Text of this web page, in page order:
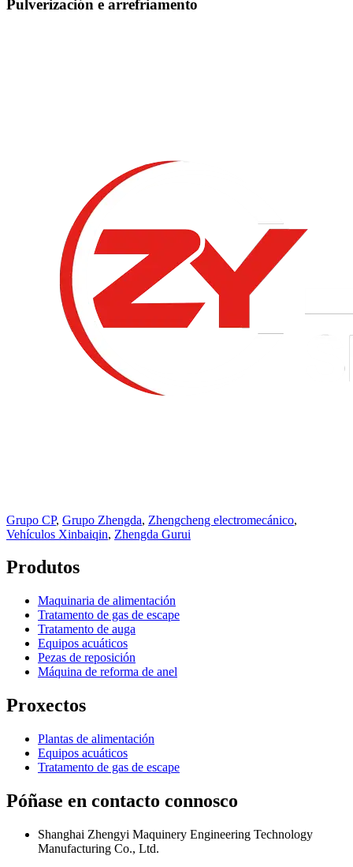
Pulverización e arrefriamento
Grupo CP, Grupo Zhengda, Zhengcheng electromecánico,
Vehículos Xinbaiqin, Zhengda Gurui
Produtos
Maquinaria de alimentación
Tratamento de gas de escape
Tratamento de auga
Equipos acuáticos
Pezas de reposición
Máquina de reforma de anel
Proxectos
Plantas de alimentación
Equipos acuáticos
Tratamento de gas de escape
Póñase en contacto connosco
Shanghai Zhengyi Maquinery Engineering Technology
Manufacturing Co., Ltd.